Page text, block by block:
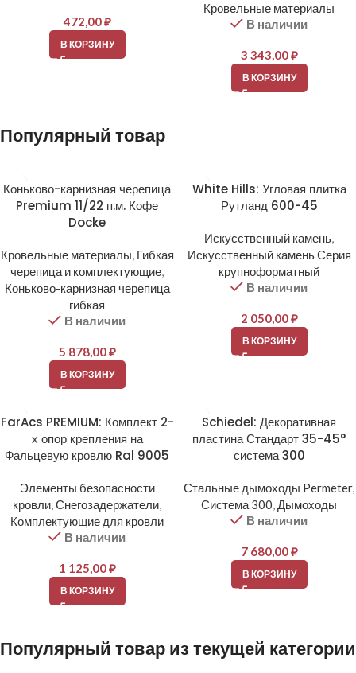
472,00₽
В КОРЗИНУ
Кровельные материалы
В наличии
3 343,00₽
В КОРЗИНУ
Популярный товар
Коньково-карнизная черепица
Premium 11/22 п.м. Кофе
Docke
Кровельные материалы, Гибкая
черепица и комплектующие,
Коньково-карнизная черепица
гибкая
В наличии
5 878,00₽
В КОРЗИНУ
White Hills: Угловая плитка
Рутланд 600-45
Искусственный камень,
Искусственный камень Серия
крупноформатный
В наличии
2 050,00₽
В КОРЗИНУ
FarAcs PREMIUM: Комплект 2-
х опор крепления на
Фальцевую кровлю Ral 9005
Элементы безопасности
кровли,Снегозадержатели,
Комплектующие для кровли
В наличии
1 125,00₽
В КОРЗИНУ
Schiedel: Декоративная
пластина Стандарт 35-45°
система 300
Стальные дымоходы Permeter,
Система 300,Дымоходы
В наличии
7 680,00₽
В КОРЗИНУ
Популярный товар из текущей категории